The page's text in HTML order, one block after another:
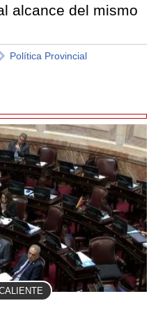
alcance del mismo
Política Provincial